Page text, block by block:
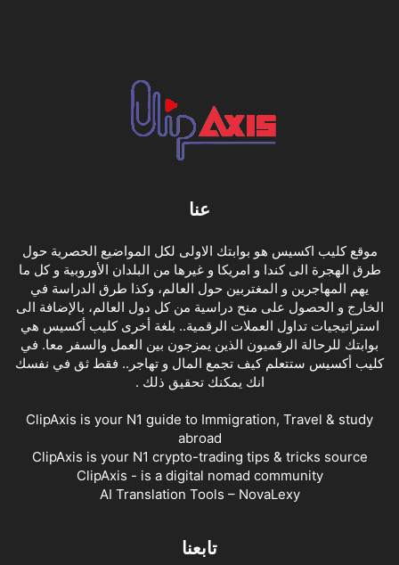
عنا
موقع كليب اكسيس هو بوابتك الاولى لكل المواضيع الحصرية حول
طرق الهجرة الى كندا و امريكا و غيرها من البلدان الأوروبية و كل ما
يهم المهاجرين و المغتربين حول العالم، وكذا طرق الدراسة في
الخارج و الحصول على منح دراسية من كل دول العالم، بالإضافة الى
استراتيجيات تداول العملات الرقمية.. بلغة أخرى كليب أكسيس هي
بوابتك للرحالة الرقميون الذين يمزجون بين العمل والسفر معا. في
كليب أكسيس ستتعلم كيف تجمع المال و تهاجر.. فقط ثق في نفسك
انك يمكنك تحقيق ذلك .
ClipAxis is your N1 guide to Immigration, Travel & study
abroad
ClipAxis is your N1 crypto-trading tips & tricks source
ClipAxis - is a digital nomad community
AI Translation Tools – NovaLexy
تابعنا